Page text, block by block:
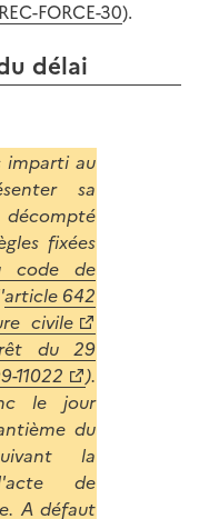
FORCE-30).
délai
imparti au
sa
fixées
code de
article 642
civile
du 29
11022
).
le jour
du
la
de
A défaut